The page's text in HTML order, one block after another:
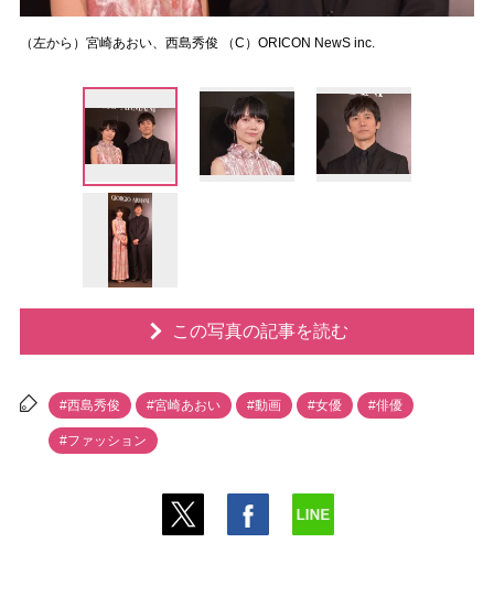
（左から）宮崎あおい、西島秀俊 （C）ORICON NewS inc.
この写真の記事を読む
#西島秀俊 #宮崎あおい #動画 #女優 #俳優
#ファッション